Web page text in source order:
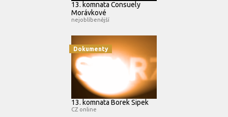
13. komnata Consuely
Morávkové
nejoblíbenější
Dokumenty
13. komnata Borek Sipek
CZ online